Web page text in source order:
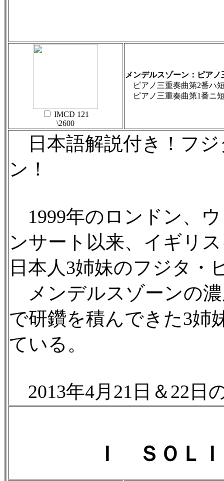
IMCD 121
\2600
メンデルスゾーン：ピアノ
ピアノ三重奏曲第2番ハ
ピアノ三重奏曲第1番ニ
日本語解説付き！フ
ン！
1999年のロンドン、
ンサート以来、イギリ
日本人3姉妹のフジタ・
メンデルスゾーンの
で研鑽を積んできた3姉
ている。
2013年4月21日＆22日
Ｉ ＳＯＬ